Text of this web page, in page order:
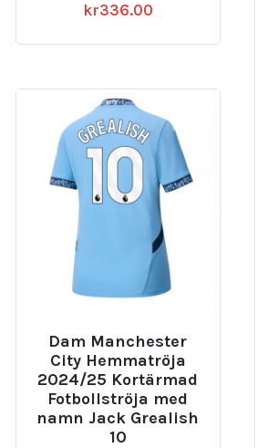
kr336.00
Dam Manchester
City Hemmatröja
2024/25 Kortärmad
Fotbollströja med
namn Jack Grealish
10